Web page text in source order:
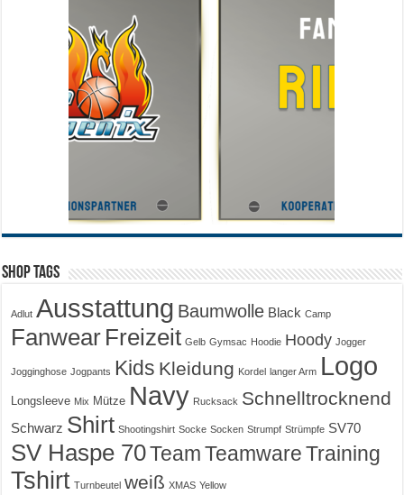
Shop Tags
Adlut Ausstattung Baumwolle Black Camp
Fanwear Freizeit Gelb Gymsac Hoodie Hoody Jogger
Jogginghose Jogpants Kids Kleidung Kordel langer Arm Logo
Longsleeve Mix Mütze Navy Rucksack Schnelltrocknend
Schwarz Shirt Shootingshirt Socke Socken Strumpf Strümpfe SV70
SV Haspe 70Team Teamware Training
Tshirt Turnbeutel weiß XMAS Yellow